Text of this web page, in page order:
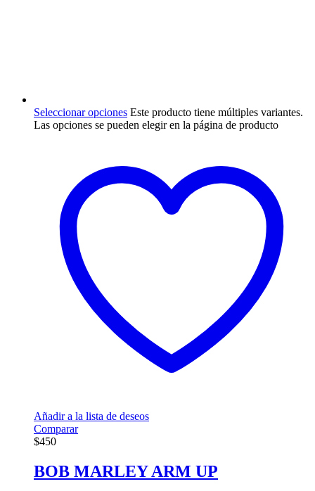
Seleccionar opciones Este producto tiene múltiples variantes.
Las opciones se pueden elegir en la página de producto
Añadir a la lista de deseos
Comparar
$450
BOB MARLEY ARM UP